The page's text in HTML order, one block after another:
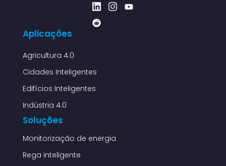
Aplicações
Agricultura 4.0
Cidades Inteligentes
Edifícios Inteligentes
Indústria 4.0
Soluções
Monitorização de energia
Rega inteligente